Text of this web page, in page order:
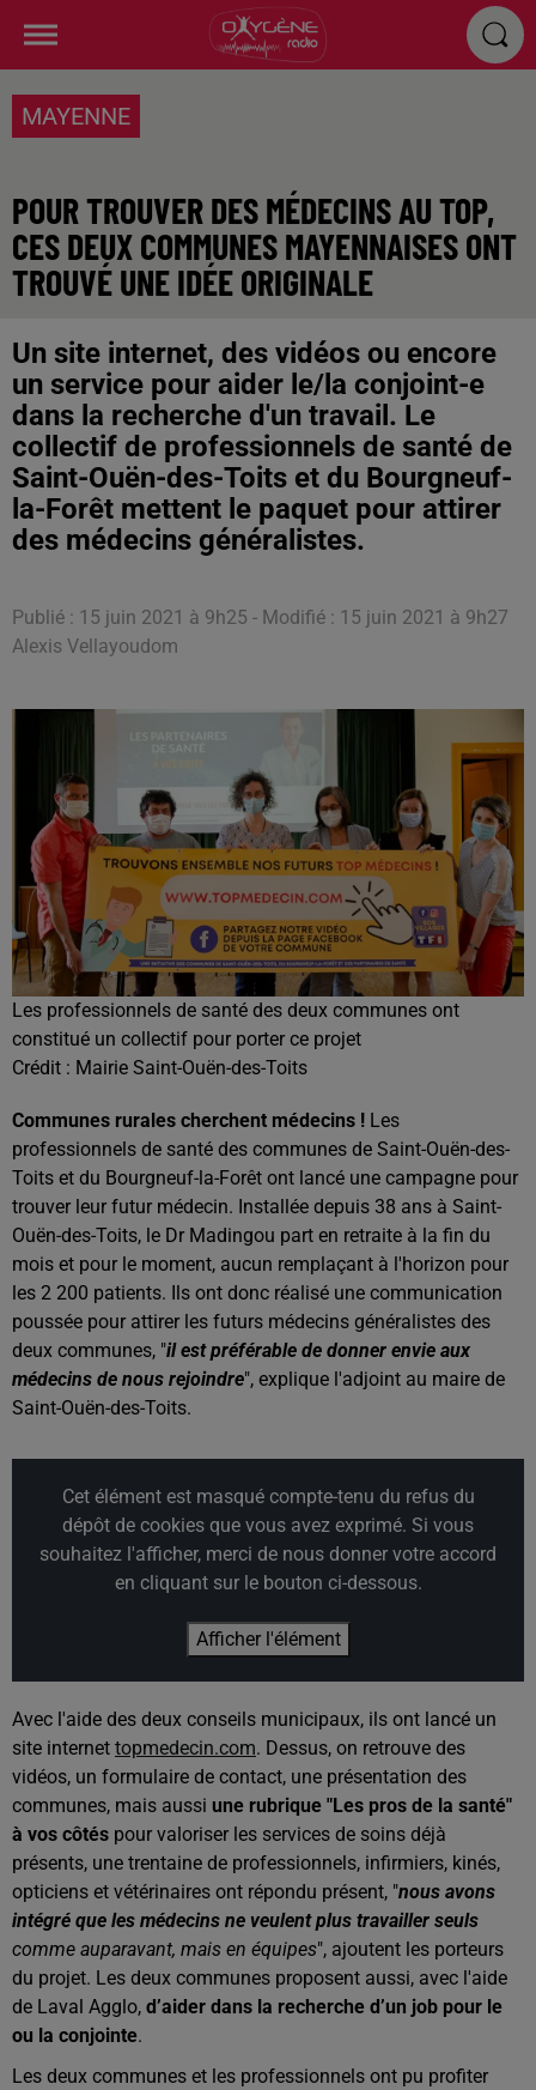
MAYENNE
POUR TROUVER DES MÉDECINS AU TOP,
CES DEUX COMMUNES MAYENNAISES ONT
TROUVÉ UNE IDÉE ORIGINALE
Un site internet, des vidéos ou encore
un service pour aider le/la conjoint-e
dans la recherche d'un travail. Le
collectif de professionnels de santé de
Saint-Ouën-des-Toits et du Bourgneuf-
la-Forêt mettent le paquet pour attirer
des médecins généralistes.
Publié : 15 juin 2021 à 9h25 - Modifié : 15 juin 2021 à 9h27
Alexis Vellayoudom
Les professionnels de santé des deux communes ont
constitué un collectif pour porter ce projet
Crédit : Mairie Saint-Ouën-des-Toits
Communes rurales cherchent médecins ! Les
professionnels de santé des communes de Saint-Ouën-des-
Toits et du Bourgneuf-la-Forêt ont lancé une campagne pour
trouver leur futur médecin. Installée depuis 38 ans à Saint-
Ouën-des-Toits, le Dr Madingou part en retraite à la fin du
mois et pour le moment, aucun remplaçant à l'horizon pour
les 2 200 patients. Ils ont donc réalisé une communication
poussée pour attirer les futurs médecins généralistes des
deux communes, "il est préférable de donner envie aux
médecins de nous rejoindre", explique l'adjoint au maire de
Saint-Ouën-des-Toits.
Cet élément est masqué compte-tenu du refus du
dépôt de cookies que vous avez exprimé. Si vous
souhaitez l'afficher, merci de nous donner votre accord
en cliquant sur le bouton ci-dessous.
Afficher l'élément
Avec l'aide des deux conseils municipaux, ils ont lancé un
site internet topmedecin.com. Dessus, on retrouve des
vidéos, un formulaire de contact, une présentation des
communes, mais aussi une rubrique "Les pros de la santé"
à vos côtés pour valoriser les services de soins déjà
présents, une trentaine de professionnels, infirmiers, kinés,
opticiens et vétérinaires ont répondu présent, "nous avons
intégré que les médecins ne veulent plus travailler seuls
comme auparavant, mais en équipes", ajoutent les porteurs
du projet. Les deux communes proposent aussi, avec l'aide
de Laval Agglo, d’aider dans la recherche d’un job pour le
ou la conjointe.
Les deux communes et les professionnels ont pu profiter